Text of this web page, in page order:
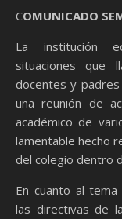
COMUNICADO
La institución
situaciones que
docentes y
una reunión de
académico de
lamentable hecho
del colegio dentro
En cuanto al tema
las directivas de